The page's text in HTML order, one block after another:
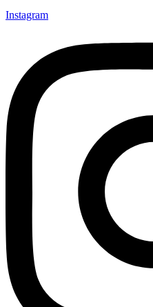
Instagram